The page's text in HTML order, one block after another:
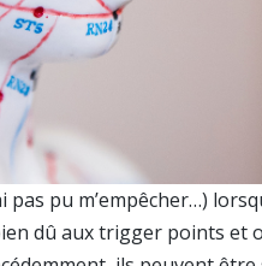
pas pu m’empêcher…)
dû aux trigger points et